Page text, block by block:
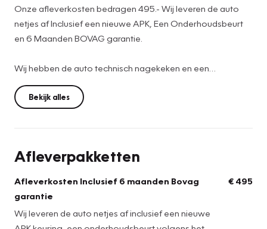
Onze afleverkosten bedragen 495.- Wij leveren de auto
netjes af Inclusief een nieuwe APK, Een Onderhoudsbeurt
en 6 Maanden BOVAG garantie.
Wij hebben de auto technisch nagekeken en een
onderhoudsbeurt gegeven. Hij is helemaal up to date.
Hij heeft op 20-03-2025 een grote onderhoudsbeurt
gehad en nu een kleine beurt.
ons dan via 06-83532890. Bellen, WhatsApp of SMS. Dan
bereikbaar.
Uiteraard kunt u uw huidige auto bij ons inruilen. Voor een
Bekijk alles
Afleverpakketten
Afleverkosten Inclusief 6 maanden Bovag
garantie
Wij leveren de auto netjes af inclusief een nieuwe
€ 495